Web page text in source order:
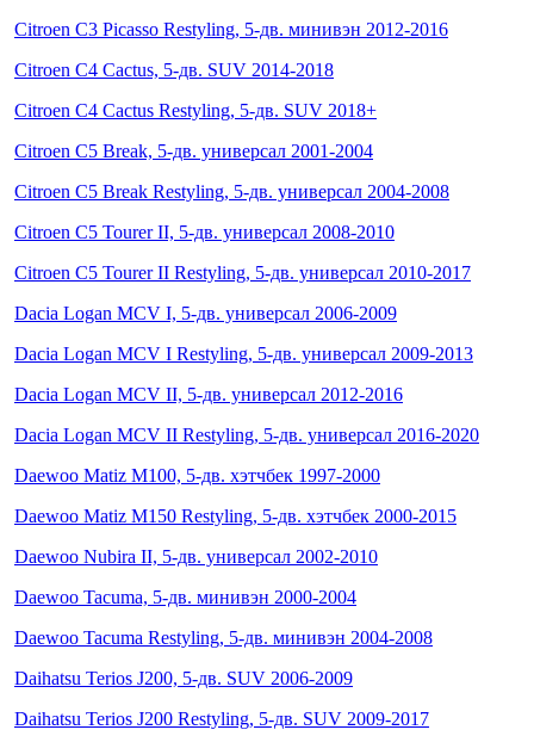
Citroen C3 Picasso Restyling, 5-дв. минивэн 2012-2016
Citroen C4 Cactus, 5-дв. SUV 2014-2018
Citroen C4 Cactus Restyling, 5-дв. SUV 2018+
Citroen C5 Break, 5-дв. универсал 2001-2004
Citroen C5 Break Restyling, 5-дв. универсал 2004-2008
Citroen C5 Tourer II, 5-дв. универсал 2008-2010
Citroen C5 Tourer II Restyling, 5-дв. универсал 2010-2017
Dacia Logan MCV I, 5-дв. универсал 2006-2009
Dacia Logan MCV I Restyling, 5-дв. универсал 2009-2013
Dacia Logan MCV II, 5-дв. универсал 2012-2016
Dacia Logan MCV II Restyling, 5-дв. универсал 2016-2020
Daewoo Matiz M100, 5-дв. хэтчбек 1997-2000
Daewoo Matiz M150 Restyling, 5-дв. хэтчбек 2000-2015
Daewoo Nubira II, 5-дв. универсал 2002-2010
Daewoo Tacuma, 5-дв. минивэн 2000-2004
Daewoo Tacuma Restyling, 5-дв. минивэн 2004-2008
Daihatsu Terios J200, 5-дв. SUV 2006-2009
Daihatsu Terios J200 Restyling, 5-дв. SUV 2009-2017